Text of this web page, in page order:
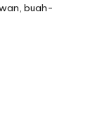
buah-